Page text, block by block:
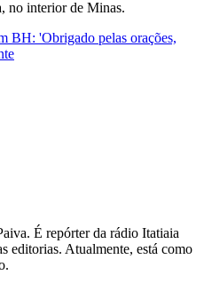
no interior de Minas.
BH: 'Obrigado pelas orações,
É repórter da rádio Itatiaia
editorias. Atualmente, está como